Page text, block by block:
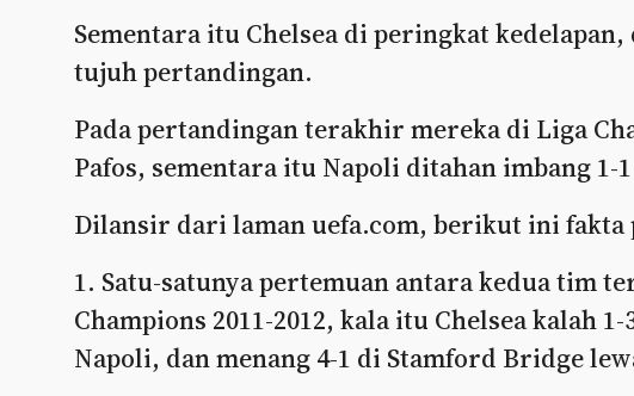
Sementara itu Chelsea di peringkat
tujuh pertandingan.
Pada pertandingan terakhir mereka di Liga
Pafos, sementara itu Napoli ditahan imbang 1-
Dilansir dari laman uefa.com, berikut ini fakta
1. Satu-satunya pertemuan antara kedua tim
Champions 2011-2012, kala itu Chelsea kalah
Napoli, dan menang 4-1 di Stamford Bridge